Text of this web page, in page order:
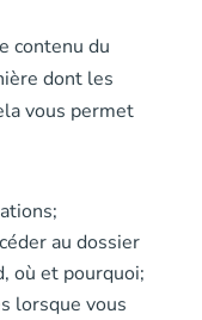
contenu du
dont les
vous permet
au dossier
où et pourquoi;
lorsque vous